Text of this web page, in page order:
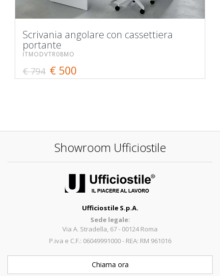
Scrivania angolare con cassettiera
portante
ITMODVTR08MO
€ 794 € 500
Showroom Ufficiostile
Ufficiostile S.p.A.
Sede legale:
Via A. Stradella, 67 - 00124 Roma
P.iva e C.F.: 06049991000 - REA: RM 961016
Chiama ora